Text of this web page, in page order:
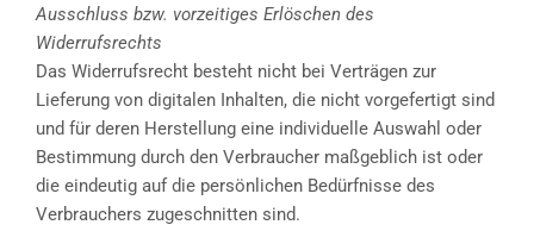
Ausschluss bzw. vorzeitiges Erlöschen des
Widerrufsrechts
Das Widerrufsrecht besteht nicht bei Verträgen zur
Lieferung von digitalen Inhalten, die nicht vorgefertigt sind
und für deren Herstellung eine individuelle Auswahl oder
Bestimmung durch den Verbraucher maßgeblich ist oder
die eindeutig auf die persönlichen Bedürfnisse des
Verbrauchers zugeschnitten sind.